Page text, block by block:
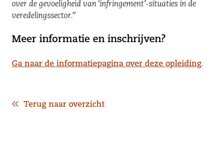
over de gevoeligheid van ‘infringement’-situaties in de
veredelingssector.”
Meer informatie en inschrijven?
Ga naar de informatiepagina over deze opleiding.
Terug naar overzicht